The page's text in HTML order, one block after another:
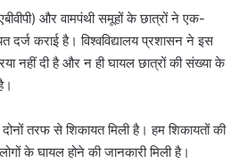
और वामपंथी समूहों के छात्रों ने एक-
कराई है। विश्वविद्यालय प्रशासन ने इस
नहीं दी है और न ही घायल छात्रों की संख्या के
तरफ से शिकायत मिली है। हम शिकायतों की
के घायल होने की जानकारी मिली है।